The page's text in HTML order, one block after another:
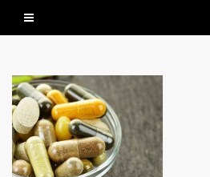
Nuci de caju:
mod de
NOIEMBRIE 26, 2021